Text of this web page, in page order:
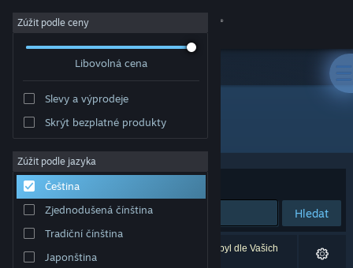
Přihlásit se
Komunita
Informace
Podpora
Změnit jazyk
Zúžit podle ceny
Libovolná cena
Slevy a výprodeje
Skrýt bezplatné produkty
Zúžit podle jazyka
Čeština
Zjednodušená čínština
Tradiční čínština
Japonština
Vývojář: ShieldWork Studios
Seřadit podle
Hledat
Vašemu zadání odpovídá 0 výsledků. 1 produkt byl dle Vašich
předvoleb vyloučen z výsledků vyhledávání.